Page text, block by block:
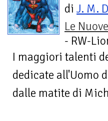
di J. M.
Le
- RW-
I maggiori talenti
dedicate all'Uomo
dalle matite di